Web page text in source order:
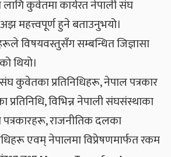
लागि कुवेतमा कार्यरत नेपाली संघ
महत्त्वपूर्ण हुने बताउनुभयो।
विषयवस्तुसँग सम्बन्धित जिज्ञासा
थियो।
कुवेतका प्रतिनिधिहरू, नेपाल पत्रकार
विभिन्न नेपाली संघसंस्थाका
पत्रकारहरू, राजनीतिक दलका
एवम् नेपालमा विप्रेषणमार्फत रकम